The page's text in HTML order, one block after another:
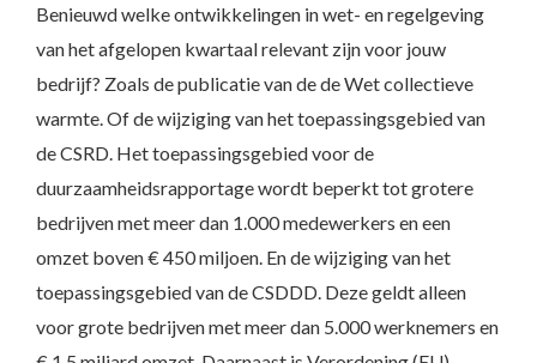
Benieuwd welke ontwikkelingen in wet- en regelgeving
van het afgelopen kwartaal relevant zijn voor jouw
bedrijf? Zoals de publicatie van de de Wet collectieve
warmte. Of de wijziging van het toepassingsgebied van
de CSRD. Het toepassingsgebied voor de
duurzaamheidsrapportage wordt beperkt tot grotere
bedrijven met meer dan 1.000 medewerkers en een
omzet boven € 450 miljoen. En de wijziging van het
toepassingsgebied van de CSDDD. Deze geldt alleen
voor grote bedrijven met meer dan 5.000 werknemers en